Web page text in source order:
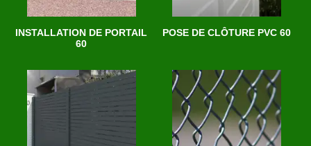
INSTALLATION DE PORTAIL
60
POSE DE CLÔTURE PVC 60